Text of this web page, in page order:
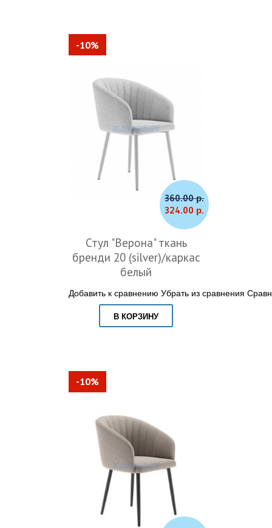
360.00 р.
324.00 р.
-10%
Стул "Верона" ткань
бренди 20 (silver)/каркас
белый
Добавить к сравнению Убрать из сравнения
В КОРЗИНУ
-10%